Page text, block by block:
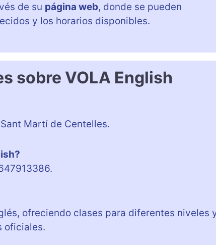
de su página web, donde se pueden
y los horarios disponibles.
sobre VOLA English
Martí de Centelles.
ofreciendo clases para diferentes niveles
oficiales.